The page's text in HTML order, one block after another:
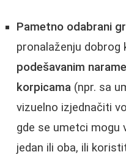
Pametno odabrani
pronalaženju dobrog
podešavanim
korpicama (npr. sa
vizuelno izjednačiti
gde se umetci mogu
jedan ili oba, ili